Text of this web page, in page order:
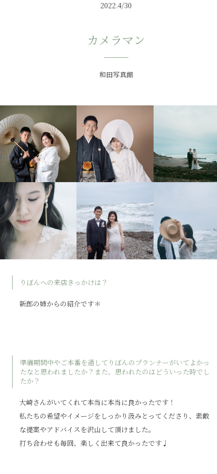
2022.4/30
カメラマン
和田写真館
りぼんへの来店きっかけは？
新郎の姉からの紹介です＊
準備期間中やご本番を通してりぼんのプランナーがいてよかっ
たなと思われましたか？また、思われたのはどういった時でし
たか？
大崎さんがいてくれて本当に本当に良かったです！
私たちの希望やイメージをしっかり汲みとってくださり、素敵
な提案やアドバイスを沢山して頂けました。
打ち合わせも毎回、楽しく出来て良かったです♩